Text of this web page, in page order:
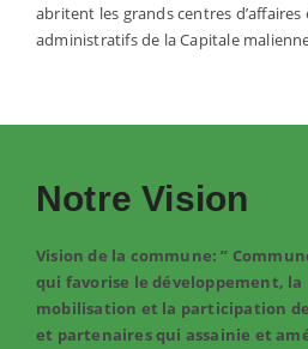
abritent les grands centres d’affaires
administratifs de la Capitale
Notre Vision
Vision de la commune: ”
qui favorise le développement, la
mobilisation et la participation
et partenaires qui assainie et